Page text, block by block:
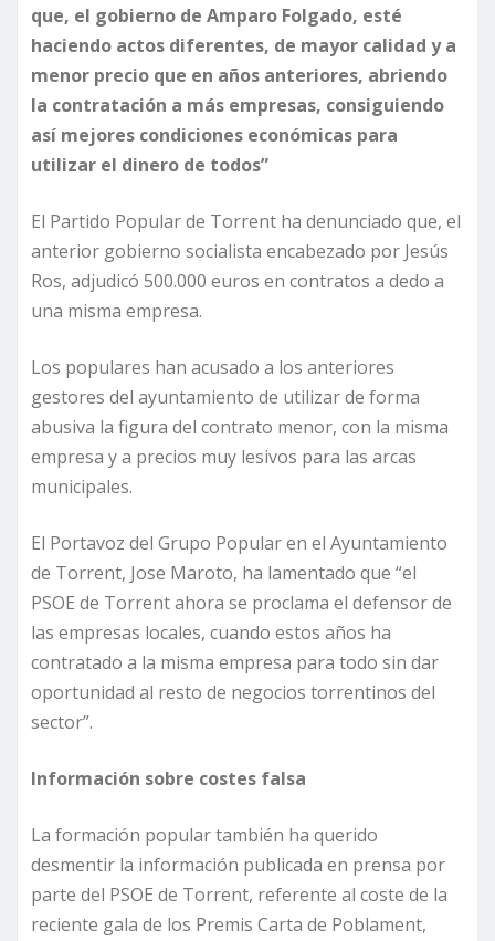
que, el gobierno de Amparo Folgado, esté
haciendo actos diferentes, de mayor calidad y a
menor precio que en años anteriores, abriendo
la contratación a más empresas, consiguiendo
así mejores condiciones económicas para
utilizar el dinero de todos”
El Partido Popular de Torrent ha denunciado que, el
anterior gobierno socialista encabezado por Jesús
Ros, adjudicó 500.000 euros en contratos a dedo a
una misma empresa.
Los populares han acusado a los anteriores
gestores del ayuntamiento de utilizar de forma
abusiva la figura del contrato menor, con la misma
empresa y a precios muy lesivos para las arcas
municipales.
El Portavoz del Grupo Popular en el Ayuntamiento
de Torrent, Jose Maroto, ha lamentado que “el
PSOE de Torrent ahora se proclama el defensor de
las empresas locales, cuando estos años ha
contratado a la misma empresa para todo sin dar
oportunidad al resto de negocios torrentinos del
sector”.
Información sobre costes falsa
La formación popular también ha querido
desmentir la información publicada en prensa por
parte del PSOE de Torrent, referente al coste de la
reciente gala de los Premis Carta de Poblament,